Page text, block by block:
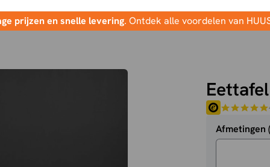
prijzen en snelle levering. Ontdek alle voordelen van
Afmetingen